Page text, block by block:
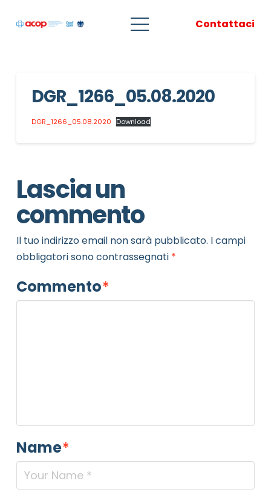
Contattaci
DGR_1266_05.08.2020
DGR_1266_05.08.2020 Download
Lascia un
commento
Il tuo indirizzo email non sarà pubblicato. I campi
obbligatori sono contrassegnati *
Commento*
Name*